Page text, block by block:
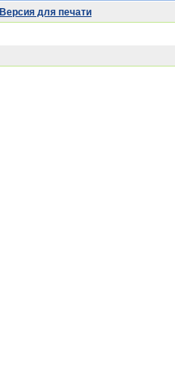
Версия для печати